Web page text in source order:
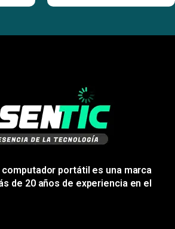
portátil es una marca
de 20 años de experiencia en el